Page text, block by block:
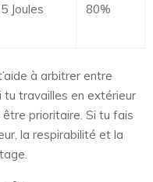
Joules 80%
à arbitrer entre
travailles en extérieur
être prioritaire. Si tu fais
la respirabilité et la